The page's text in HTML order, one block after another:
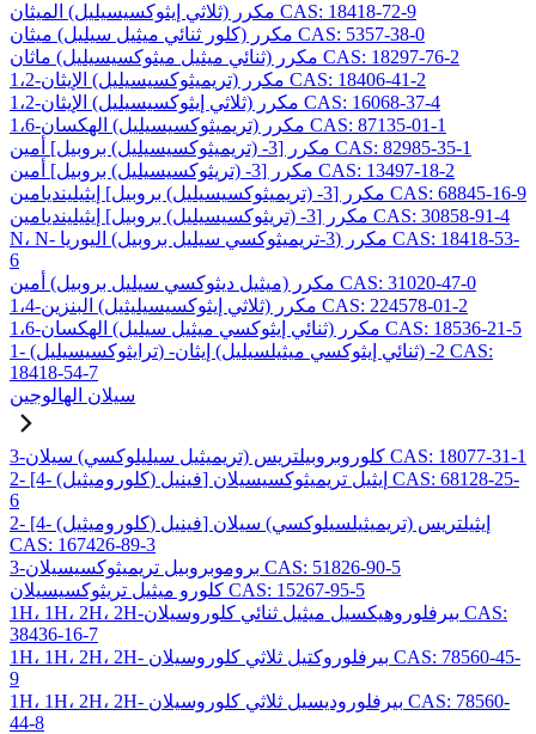
مكرر (ثلاثي إيثوكسيسيليل) الميثان CAS: 18418-72-9
مكرر (كلور ثنائي ميثيل سيليل) ميثان CAS: 5357-38-0
مكرر (ثنائي ميثيل ميثوكسيسيليل) ماثان CAS: 18297-76-2
1،2-مكرر (تريميثوكسيسيليل) الإيثان CAS: 18406-41-2
1،2-مكرر (ثلاثي إيثوكسيسيليل) الإيثان CAS: 16068-37-4
1،6-مكرر (تريميثوكسيسيليل) الهكسان CAS: 87135-01-1
مكرر [3- (تريميثوكسيسيليل) بروبيل] أمين CAS: 82985-35-1
مكرر [3- (تريثوكسيسيليل) بروبيل] أمين CAS: 13497-18-2
مكرر [3- (تريميثوكسيسيليل) بروبيل] إيثيلينديامين CAS: 68845-16-9
مكرر [3- (تريثوكسيسيليل) بروبيل] إيثيلينديامين CAS: 30858-91-4
N، N- مكرر (3-تريميثوكسي سيليل بروبيل) اليوريا CAS: 18418-53-
6
مكرر (ميثيل ديثوكسي سيليل بروبيل) أمين CAS: 31020-47-0
1،4-مكرر (ثلاثي إيثوكسيسيليثيل) البنزين CAS: 224578-01-2
1،6-مكرر (ثنائي إيثوكسي ميثيل سيليل) الهكسان CAS: 18536-21-5
1- (ترايثوكسيسيليل) -2- (ثنائي إيثوكسي ميثيلسيليل) إيثان CAS:
18418-54-7
سيلان الهالوجين
3-كلوروبروبيلتريس (تريميثيل سيليلوكسي) سيلان CAS: 18077-31-1
2- [4- (كلوروميثيل) فينيل] إيثيل تريميثوكسيسيلان CAS: 68128-25-
6
2- [4- (كلوروميثيل) فينيل] إيثيلتريس (تريميثيلسيلوكسي) سيلان
CAS: 167426-89-3
3-بروموبروبيل تريميثوكسيسيلان CAS: 51826-90-5
كلورو ميثيل تريثوكسيسيلان CAS: 15267-95-5
1H، 1H، 2H، 2H-بيرفلوروهيكسيل ميثيل ثنائي كلوروسيلان CAS:
38436-16-7
1H، 1H، 2H، 2H- بيرفلوروكتيل ثلاثي كلوروسيلان CAS: 78560-45-
9
1H، 1H، 2H، 2H- بيرفلوروديسيل ثلاثي كلوروسيلان CAS: 78560-
44-8